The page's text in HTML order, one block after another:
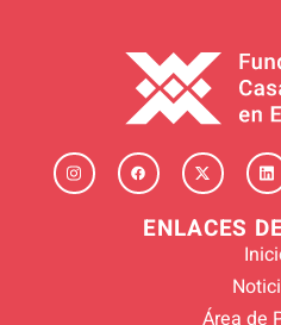
ENLACES
Área de